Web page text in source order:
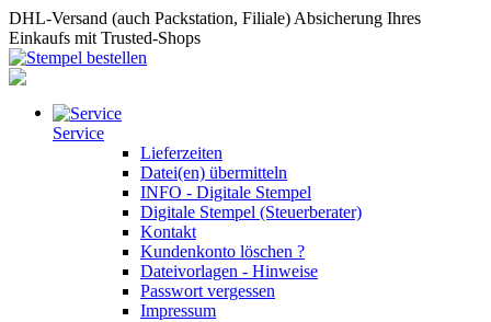
DHL-Versand (auch Packstation, Filiale) Absicherung Ihres
Einkaufs mit Trusted-Shops
Service
Lieferzeiten
Datei(en) übermitteln
INFO - Digitale Stempel
Digitale Stempel (Steuerberater)
Kontakt
Kundenkonto löschen ?
Dateivorlagen - Hinweise
Passwort vergessen
Impressum